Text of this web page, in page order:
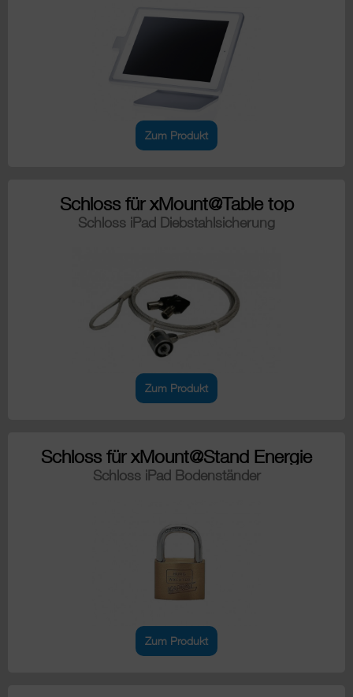
Zum Produkt
Schloss für xMount@Table top
Schloss iPad Diebstahlsicherung
Zum Produkt
Schloss für xMount@Stand Energie
Schloss iPad Bodenständer
Zum Produkt